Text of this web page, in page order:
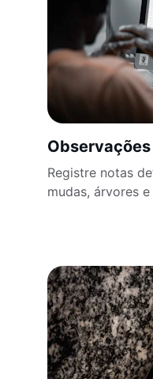
Observações
Registre notas
mudas, árvores